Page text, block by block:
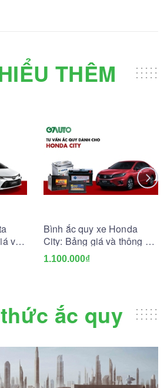
THÊM
và
Bình ắc quy xe Honda
City: Bảng giá và thông số
kỹ thuật
1.100.000₫
ắc quy